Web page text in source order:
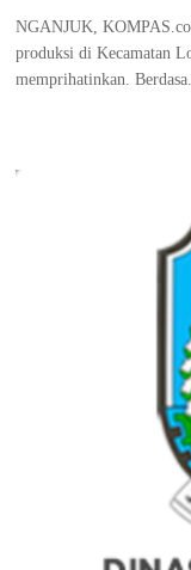
NGANJUK,
produksi di Kecamatan
memprihatinkan.